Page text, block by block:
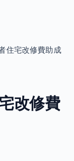
住宅改修費助成
改修費